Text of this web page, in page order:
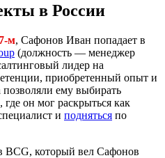
в России
м, Сафонов Иван попадает в
(должность — менеджер
лидер на
приобретенный опыт и
ему выбирать
он мог раскрыться как
и подняться по
BCG, который вел Сафонов